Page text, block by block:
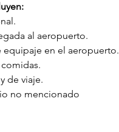
al aeropuerto.
equipaje en el aeropuerto.
de viaje.
no mencionado